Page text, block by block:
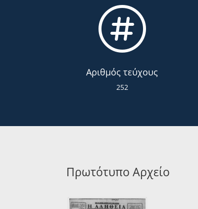

Αριθμός τεύχους
252
Πρωτότυπο Αρχείο